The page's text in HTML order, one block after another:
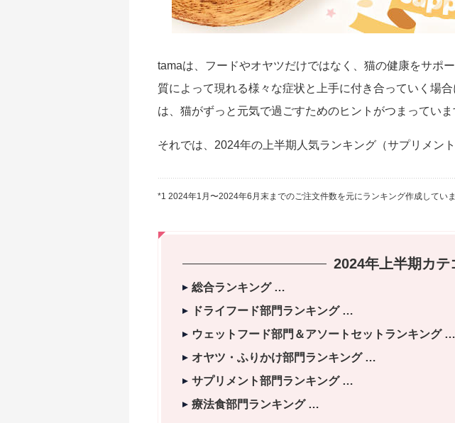
tamaは、フードやオヤツだけではなく、猫の健康をサポ
質によって現れる様々な症状と上手に付き合っていく場
は、猫がずっと元気で過ごすためのヒントがつまっていま
それでは、2024年の上半期人気ランキング（サプリメン
*1 2024年1月〜2024年6月末までのご注文件数を元にランキング作成していま
2024年上半期カテ
総合ランキング
ドライフード部門ランキング
ウェットフード部門＆アソートセットランキング
オヤツ・ふりかけ部門ランキング
サプリメント部門ランキング
療法食部門ランキング